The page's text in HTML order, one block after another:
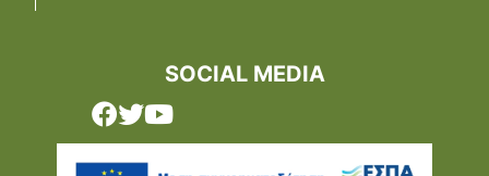
SOCIAL MEDIA